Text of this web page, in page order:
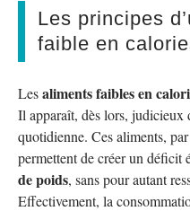
Les principes
faible en
Lesaliments faibles en
Il apparaît, dès lors, judicieux
quotidienne. Ces aliments,
permettent de créer un déficit
de poids, sans pour autant
Effectivement, la